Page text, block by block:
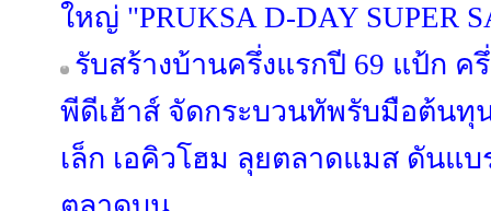
ใหญ่ "PRUKSA D-DAY SUPER
รับสร้างบ้านครึ่งแรกปี 69 แป้ก
พีดีเฮ้าส์ จัดกระบวนทัพรับมือต้นทุ
เล็ก เอคิวโฮม ลุยตลาดแมส ดันแ